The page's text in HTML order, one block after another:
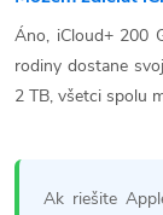
Áno, iCloud+ 200
rodiny dostane
2 TB, všetci spolu
Ak riešite